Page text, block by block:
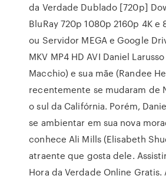
da Verdade Dublado [720p]
BluRay 720p 1080p 2160p 4K e
ou Servidor MEGA e Google
MKV MP4 HD AVI Daniel
Macchio) e sua mãe (Randee
recentemente se mudaram de
o sul da Califórnia. Porém,
se ambientar em sua nova
conhece Ali Mills (Elisabeth
atraente que gosta dele.
Hora da Verdade Online Gratis.